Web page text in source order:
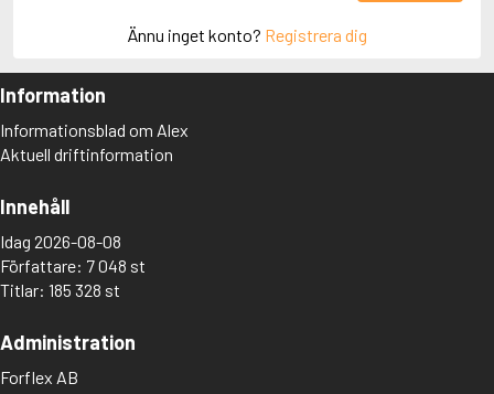
Ännu inget konto? Registrera dig
Information
Informationsblad om Alex
Aktuell driftinformation
Innehåll
Idag 2026-08-08
Författare: 7 048 st
Titlar: 185 328 st
Administration
Forflex AB